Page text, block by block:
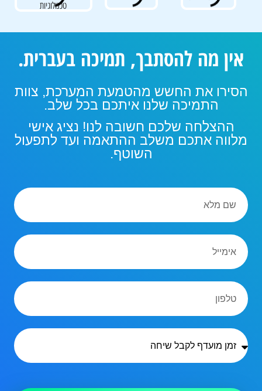
אין מה להסתבך, תמיכה בעברית.
הסירו את החשש מהטמעת המערכת, צוות
התמיכה שלנו איתכם בכל שלב.
ההצלחה שלכם חשובה לנו! נציג אישי
מלווה אתכם משלב ההתאמה ועד לתפעול
השוטף.